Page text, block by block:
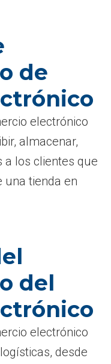
de
electrónico
almacenar,
a los clientes que
una tienda en
del
electrónico
desde